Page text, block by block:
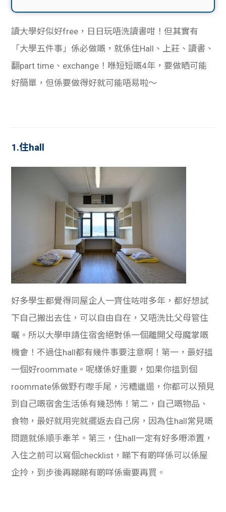
讀大學好似好free，日日玩唔洗讀書咁！但其實有
「大學五件事」係必做嘅，就係住Hall、上莊、讀書、
翻part time、exchange！喺短短嘅4年，要做晒可能
好簡單，但係要做得好就可能唔易啦～
1.住hall
好多學生都覺得同屋企人一齊住咗咁多年，都好想試
下自己搬出去住，可以自由自在，又唔洗比父母管住
曬。所以大學申請住宿舍絕對係一個離開父母魔掌嘅
機會！不過住hall都有幾件事要注意啊！第一，最好搵
一個好roommate。呢樣係好重要，如果你搵到個
roommate係做野冇嚟手尾，污糟邋遢，你都可以預見
到自己嘅宿舍生活係有幾恐怖！第二，自己嘅物品、
食物，最好就用完就擺返去自己房，因為住hall常見嘅
問題就係順手牽羊。第三，住hall一定有好多嘢添置，
入住之前可以寫個checklist，睇下有啲咩係可以係屋
企拎，到步後再睇睇有啲咩係需要再買。